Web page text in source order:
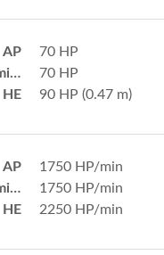
AP
70 HP
AP Premium
70 HP
HE
90 HP (0.47 m)
AP
1750 HP/min
AP Premium
1750 HP/min
HE
2250 HP/min